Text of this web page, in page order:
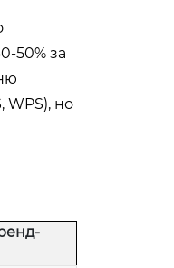
50% за
WPS), но